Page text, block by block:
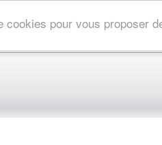
pour vous proposer